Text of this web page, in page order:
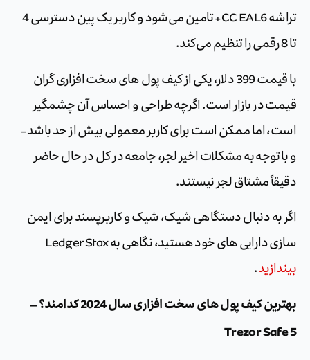
تراشه CC EAL6+ تامین می‌شود و کاربر یک پین دسترسی 4
تا 8 رقمی را تنظیم می‌کند.
با قیمت 399 دلار، یکی از کیف پول های سخت افزاری گران
قیمت در بازار است. اگرچه طراحی و احساس آن چشمگیر
است، اما ممکن است برای کاربر معمولی بیش از حد باشد –
و با توجه به مشکلات اخیر لجر، جامعه در کل در حال حاضر
دقیقاً مشتاق لجر نیستند.
اگر به دنبال دستگاهی شیک، شیک و کاربرپسند برای ایمن
سازی دارایی های خود هستید، نگاهی به Ledger Stax
بیندازید.
بهترین کیف پول های سخت افزاری سال 2024 کدامند؟ –
Trezor Safe 5